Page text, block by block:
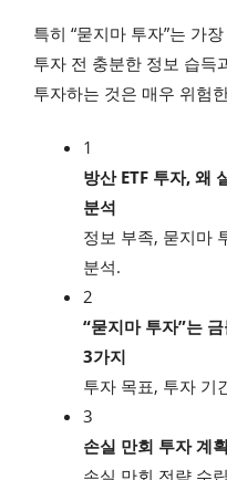
특히 “묻지마 투자”는 가
투자 전 충분한 정보 습득
투자하는 것은 매우 위험
1
방산 ETF 투자, 왜
분석
정보 부족, 묻지마
분석.
2
“묻지마 투자”는
3가지
투자 목표, 투자 기
3
손실 만회 투자 계